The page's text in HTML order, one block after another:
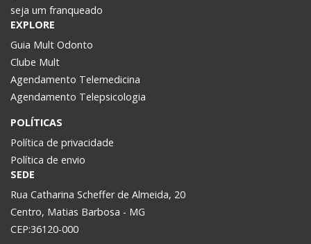
seja um franqueado
EXPLORE
Guia Mult Odonto
Clube Mult
Agendamento Telemedicina
Agendamento Telepsicologia
POLÍTICAS
Política de privacidade
Política de envio
SEDE
Rua Catharina Scheffer de Almeida, 20
Centro, Matias Barbosa - MG
CEP:36120-000